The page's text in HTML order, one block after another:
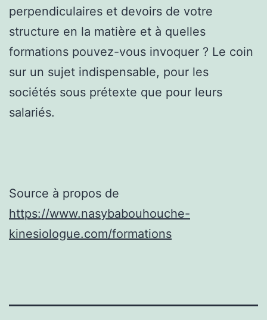
perpendiculaires et devoirs de votre
structure en la matière et à quelles
formations pouvez-vous invoquer ? Le coin
sur un sujet indispensable, pour les
sociétés sous prétexte que pour leurs
salariés.
Source à propos de
https://www.nasybabouhouche-
kinesiologue.com/formations